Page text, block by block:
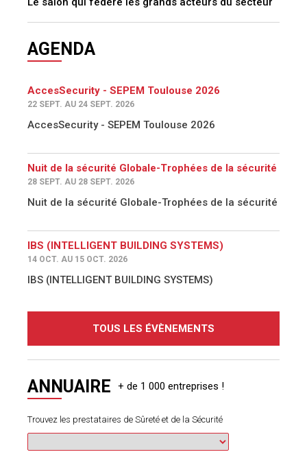
AGENDA
AccesSecurity - SEPEM Toulouse 2026
22 SEPT. AU 24 SEPT. 2026
AccesSecurity - SEPEM Toulouse 2026
Nuit de la sécurité Globale-Trophées de la sécurité
28 SEPT. AU 28 SEPT. 2026
Nuit de la sécurité Globale-Trophées de la sécurité
IBS (INTELLIGENT BUILDING SYSTEMS)
14 OCT. AU 15 OCT. 2026
IBS (INTELLIGENT BUILDING SYSTEMS)
TOUS LES ÉVÈNEMENTS
ANNUAIRE
Trouvez les prestataires de Sûreté et de la Sécurité